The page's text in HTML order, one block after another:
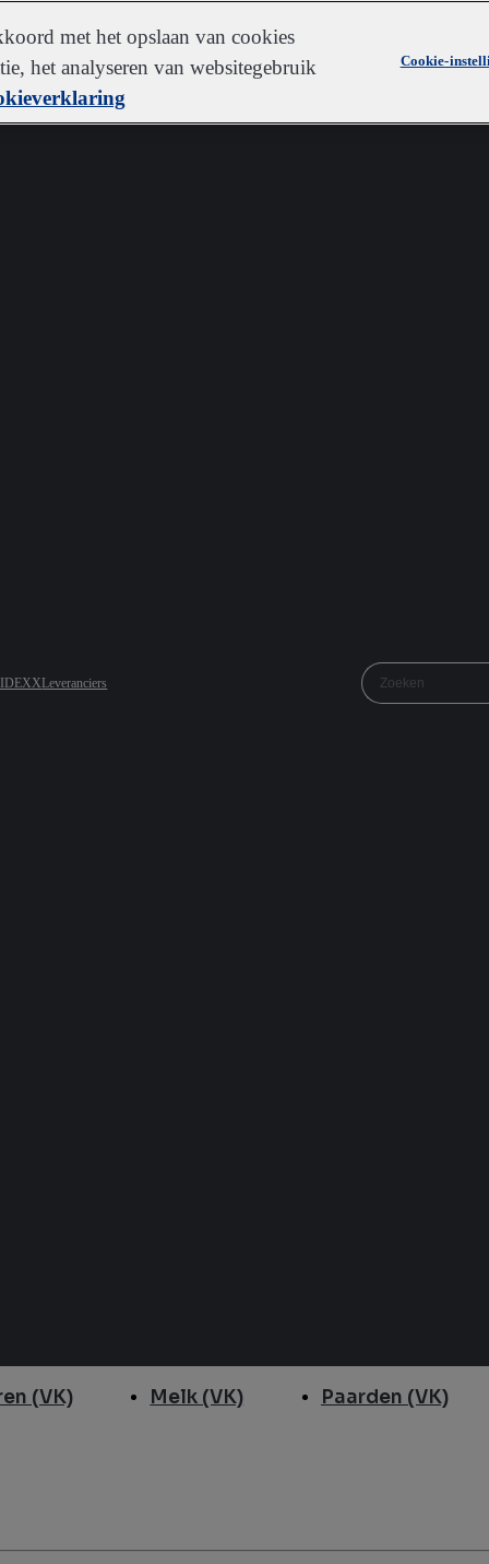
IDEXXLeveranciers
(VK) Melk (VK) Paarden (VK)
met het opslaan van cookies
het analyseren van websitegebruik
Cookie-